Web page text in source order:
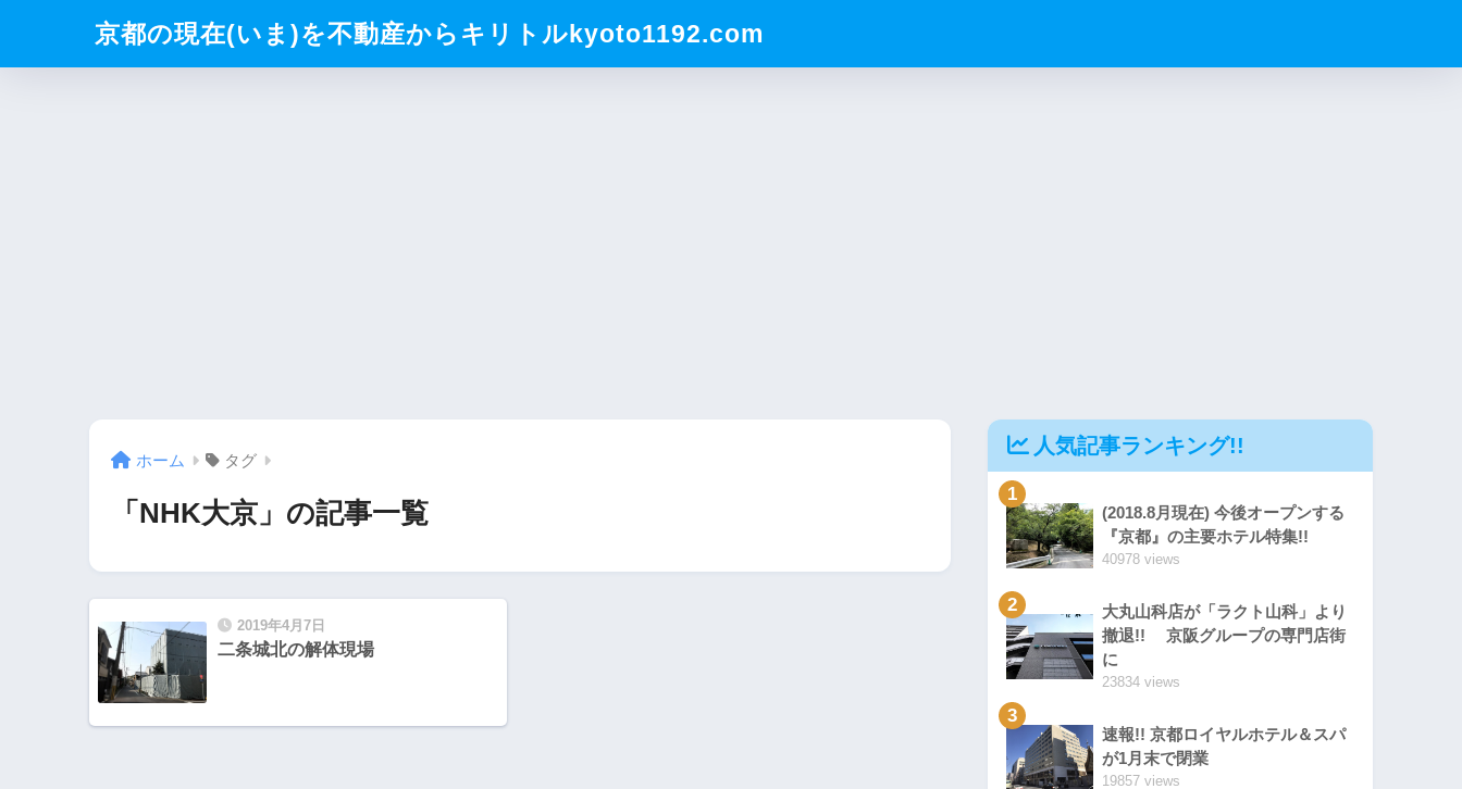
京都の現在(いま)を不動産からキリトルkyoto1192.com
ホーム タグ
「NHK大京」の記事一覧
2019年4月7日
二条城北の解体現場
人気記事ランキング!!
1
(2018.8月現在) 今後オープンする
『京都』の主要ホテル特集!!
40978 views
2
大丸山科店が「ラクト山科」より
撤退!! 京阪グループの専門店街
に
23834 views
3
速報!! 京都ロイヤルホテル＆スパ
が1月末で閉業
19857 views